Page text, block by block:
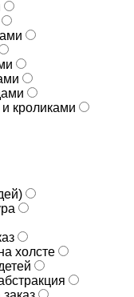
кроликами
холсте